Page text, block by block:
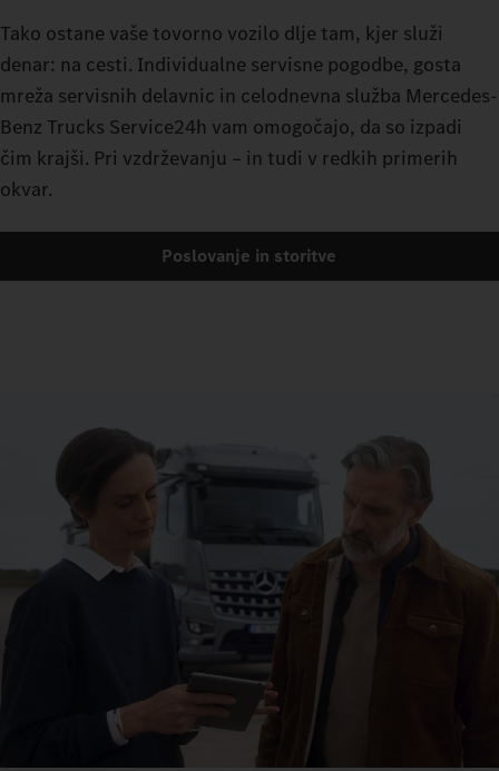
Tako ostane vaše tovorno vozilo dlje tam, kjer služi
denar: na cesti. Individualne servisne pogodbe, gosta
mreža servisnih delavnic in celodnevna služba Mercedes-
Benz Trucks Service24h vam omogočajo, da so izpadi
čim krajši. Pri vzdrževanju – in tudi v redkih primerih
okvar.
Poslovanje in storitve